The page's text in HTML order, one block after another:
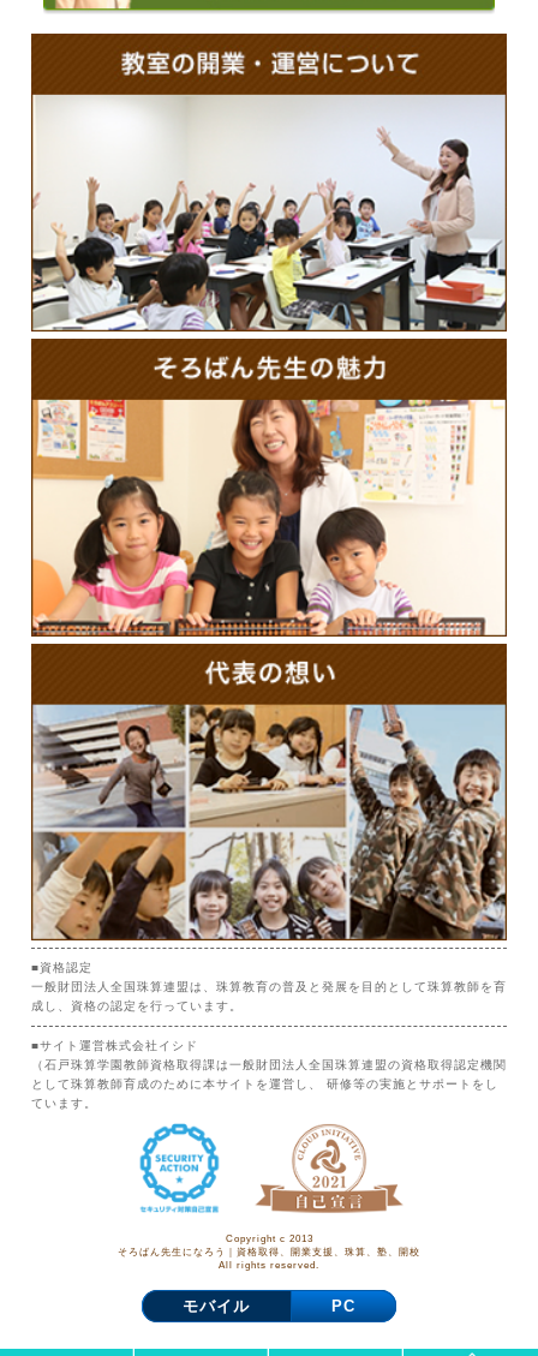
■資格認定
一般財団法人全国珠算連盟は、珠算教育の普及と発展を目的として珠算教師を育
成し、資格の認定を行っています。
■サイト運営株式会社イシド
（石戸珠算学園教師資格取得課は一般財団法人全国珠算連盟の資格取得認定機関
として珠算教師育成のために本サイトを運営し、 研修等の実施とサポートをし
ています。
Copyright c 2013
そろばん先生になろう｜資格取得、開業支援、珠算、塾、開校
All rights reserved.
モバイル PC